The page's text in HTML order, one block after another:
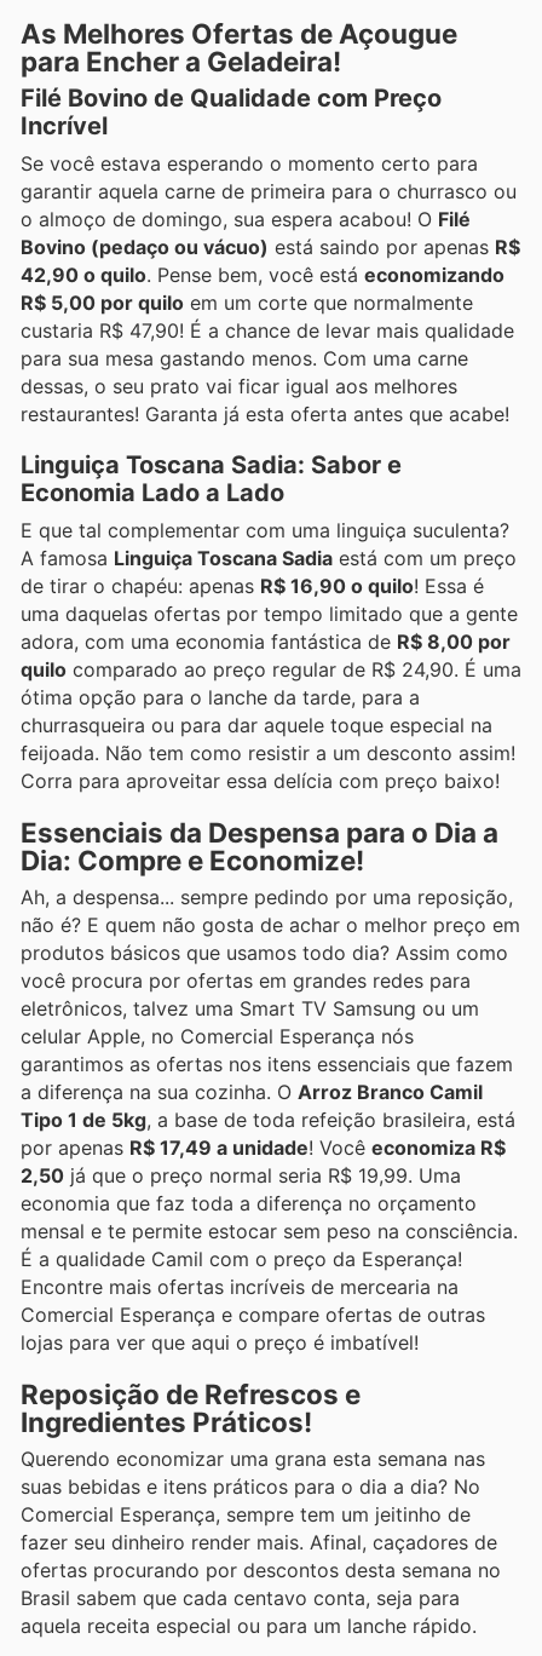
As Melhores Ofertas de Açougue
para Encher a Geladeira!
Filé Bovino de Qualidade com Preço
Incrível
Se você estava esperando o momento certo para
garantir aquela carne de primeira para o churrasco ou
o almoço de domingo, sua espera acabou! O Filé
Bovino (pedaço ou vácuo) está saindo por apenas R$
42,90 o quilo. Pense bem, você está economizando
R$ 5,00 por quilo em um corte que normalmente
custaria R$ 47,90! É a chance de levar mais qualidade
para sua mesa gastando menos. Com uma carne
dessas, o seu prato vai ficar igual aos melhores
restaurantes! Garanta já esta oferta antes que acabe!
Linguiça Toscana Sadia: Sabor e
Economia Lado a Lado
E que tal complementar com uma linguiça suculenta?
A famosa Linguiça Toscana Sadia está com um preço
de tirar o chapéu: apenas R$ 16,90 o quilo! Essa é
uma daquelas ofertas por tempo limitado que a gente
adora, com uma economia fantástica de R$ 8,00 por
quilo comparado ao preço regular de R$ 24,90. É uma
ótima opção para o lanche da tarde, para a
churrasqueira ou para dar aquele toque especial na
feijoada. Não tem como resistir a um desconto assim!
Corra para aproveitar essa delícia com preço baixo!
Essenciais da Despensa para o Dia a
Dia: Compre e Economize!
Ah, a despensa... sempre pedindo por uma reposição,
não é? E quem não gosta de achar o melhor preço em
produtos básicos que usamos todo dia? Assim como
você procura por ofertas em grandes redes para
eletrônicos, talvez uma Smart TV Samsung ou um
celular Apple, no Comercial Esperança nós
garantimos as ofertas nos itens essenciais que fazem
a diferença na sua cozinha. O Arroz Branco Camil
Tipo 1 de 5kg, a base de toda refeição brasileira, está
por apenas R$ 17,49 a unidade! Você economiza R$
2,50 já que o preço normal seria R$ 19,99. Uma
economia que faz toda a diferença no orçamento
mensal e te permite estocar sem peso na consciência.
É a qualidade Camil com o preço da Esperança!
Encontre mais ofertas incríveis de mercearia na
Comercial Esperança e compare ofertas de outras
lojas para ver que aqui o preço é imbatível!
Reposição de Refrescos e
Ingredientes Práticos!
Querendo economizar uma grana esta semana nas
suas bebidas e itens práticos para o dia a dia? No
Comercial Esperança, sempre tem um jeitinho de
fazer seu dinheiro render mais. Afinal, caçadores de
ofertas procurando por descontos desta semana no
Brasil sabem que cada centavo conta, seja para
aquela receita especial ou para um lanche rápido.